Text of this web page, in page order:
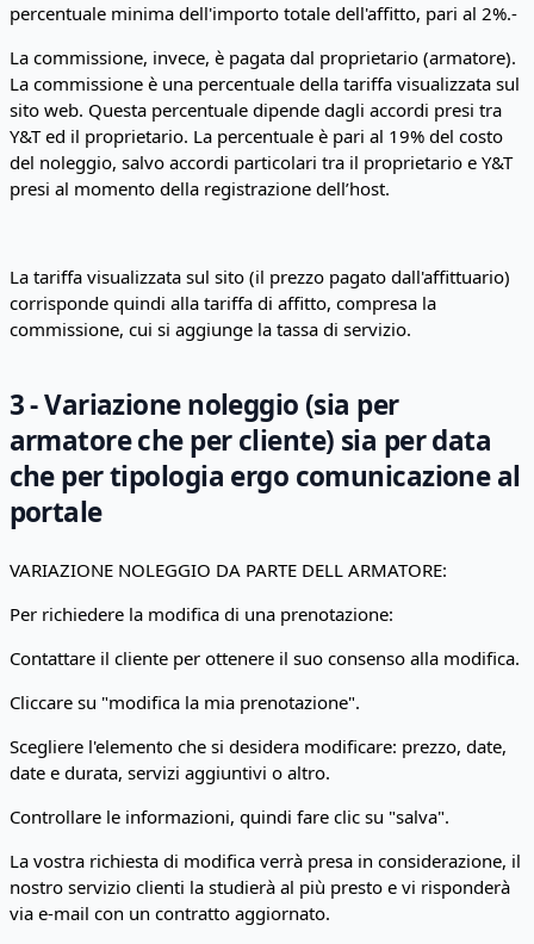
percentuale minima dell'importo totale dell'affitto, pari al 2%.-
La commissione, invece, è pagata dal proprietario (armatore).
La commissione è una percentuale della tariffa visualizzata sul
sito web. Questa percentuale dipende dagli accordi presi tra
Y&T ed il proprietario. La percentuale è pari al 19% del costo
del noleggio, salvo accordi particolari tra il proprietario e Y&T
presi al momento della registrazione dell’host.
La tariffa visualizzata sul sito (il prezzo pagato dall'affittuario)
corrisponde quindi alla tariffa di affitto, compresa la
commissione, cui si aggiunge la tassa di servizio.
3 - Variazione noleggio (sia per
armatore che per cliente) sia per data
che per tipologia ergo comunicazione al
portale
VARIAZIONE NOLEGGIO DA PARTE DELL ARMATORE:
Per richiedere la modifica di una prenotazione:
Contattare il cliente per ottenere il suo consenso alla modifica.
Cliccare su "modifica la mia prenotazione".
Scegliere l'elemento che si desidera modificare: prezzo, date,
date e durata, servizi aggiuntivi o altro.
Controllare le informazioni, quindi fare clic su "salva".
La vostra richiesta di modifica verrà presa in considerazione, il
nostro servizio clienti la studierà al più presto e vi risponderà
via e-mail con un contratto aggiornato.